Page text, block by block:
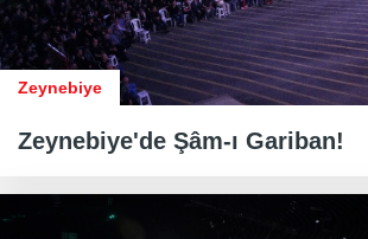
Zeynebiye
Zeynebiye'de Şâm-ı Gariban!